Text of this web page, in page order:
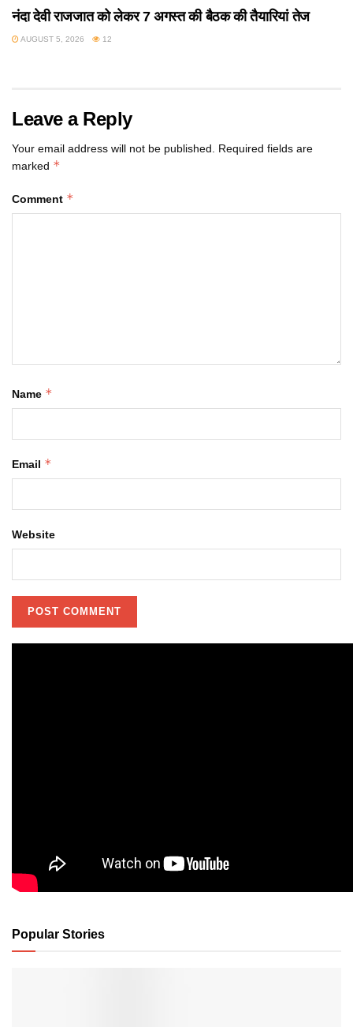
नंदा देवी राजजात को लेकर 7 अगस्त की बैठक की तैयारियां तेज
AUGUST 5, 2026 12
Leave a Reply
Your email address will not be published. Required fields are
marked *
Comment *
Name *
Email *
Website
Popular Stories